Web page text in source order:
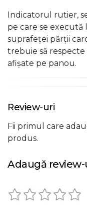
Indicatorul rutier,
pe care se
suprafeței părții
trebuie să
afișate pe panou.
Review-uri
Fii primul care
produs.
Adaugă review-